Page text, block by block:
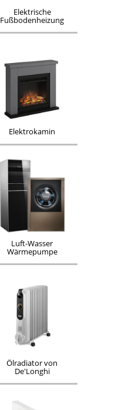
Elektrische
Fußbodenheizung
Elektrokamin
Luft-Wasser
Wärmepumpe
Ölradiator von
De'Longhi